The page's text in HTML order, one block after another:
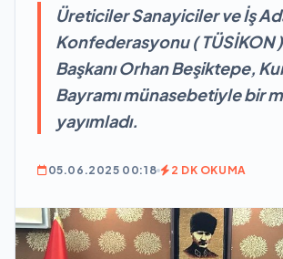
Üreticiler Sanayiciler ve İş
Konfederasyonu ( TÜSİKON
Başkanı Orhan Beşiktepe,
Bayramı münasebetiyle bir
yayımladı.
05.06.2025 00:18 2 DK OKUMA